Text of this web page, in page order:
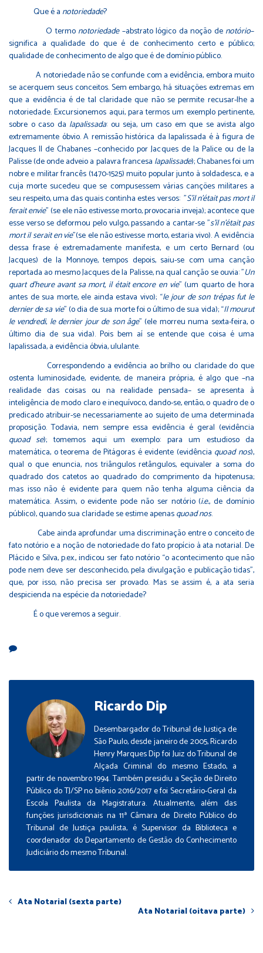
Que é a notoriedade?
O termo notoriedade–abstrato lógico da noção de notório–
significa a qualidade do que é de conhecimento certo e público;
qualidade de conhecimento de algo que é de domínio público.
A notoriedade não se confunde com a evidência, embora muito
se acerquem seus conceitos. Sem embargo, há situações extremas em
que a evidência é de tal claridade que não se permite recusar-lhe a
notoriedade. Excursionemos aqui, para termos um exemplo pertinente,
sobre o caso da lapalissada: ou seja, um caso em que se avista algo
extremamente óbvio. A remissão histórica da lapalissada é à figura de
Jacques II de Chabanes –conhecido por Jacques de la Palice ou de la
Palisse (de onde adveio a palavra francesa lapalissade); Chabanes foi um
nobre e militar francês (1470-1525) muito popular junto à soldadesca, e a
cuja morte sucedeu que se compusessem várias canções militares a
seu respeito, uma das quais continha estes versos: "S’il n'était pas mort il
ferait envie" (se ele não estivesse morto, provocaria inveja); acontece que
esse verso se deformou pelo vulgo, passando a cantar-se "s'il n'était pas
mort il serait en vie"(se ele não estivesse morto, estaria vivo). A evidência
dessa frase é extremadamente manifesta, e um certo Bernard (ou
Jacques) de la Monnoye, tempos depois, saiu-se com uma canção
reportada ao mesmo Jacques de la Palisse, na qual canção se ouvia: "Un
quart d'heure avant sa mort, il était encore en vie" (um quarto de hora
antes de sua morte, ele ainda estava vivo); “le jour de son trépas fut le
dernier de sa vie" (o dia de sua morte foi o último de sua vida); “Il mourut
le vendredi, le dernier jour de son âge” (ele morreu numa sexta-feira, o
último dia de sua vida). Pois bem aí se entende que coisa é uma
lapalissada, a evidência óbvia, ululante.
Correspondendo a evidência ao brilho ou claridade do que
ostenta luminosidade, evidente, de maneira própria, é algo que –na
realidade das coisas ou na realidade pensada– se apresenta à
inteligência de modo claro e inequívoco, dando-se, então, o quadro de o
predicado atribuir-se necessariamente ao sujeito de uma determinada
proposição. Todavia, nem sempre essa evidência é geral (evidência
quoad se); tomemos aqui um exemplo: para um estudioso da
matemática, o teorema de Pitágoras é evidente (evidência quoad nos),
qual o que enuncia, nos triângulos retângulos, equivaler a soma do
quadrado dos catetos ao quadrado do comprimento da hipotenusa;
mas isso não é evidente para quem não tenha alguma ciência da
matemática. Assim, o evidente pode não ser notório (i.e., de domínio
público), quando sua claridade se estime apenasquoad nos.
Cabe ainda aprofundar uma discriminação entre o conceito de
fato notório e a noção de notoriedade do fato propício à ata notarial. De
Plácido e Silva, p.ex., indicou ser fato notório “o acontecimento que não
pode nem deve ser desconhecido, pela divulgação e publicação tidas”,
que, por isso, não precisa ser provado. Mas se assim é, a ata seria
despicienda na espécie da notoriedade?
É o que veremos a seguir.
Ricardo Dip
Desembargador do Tribunal de Justiça de
São Paulo, desde janeiro de 2005, Ricardo
Henry Marques Dip foi Juiz do Tribunal de
Alçada Criminal do mesmo Estado, a
partir de novembro 1994. Também presidiu a Seção de Direito
Público do TJ/SP no biênio 2016/2017 e foi Secretário-Geral da
Escola Paulista da Magistratura. Atualmente, além das
funções jurisdicionais na 11ª Câmara de Direito Público do
Tribunal de Justiça paulista, é Supervisor da Biblioteca e
coordenador do Departamento de Gestão do Conhecimento
Judiciário do mesmo Tribunal.
Ata Notarial (sexta parte)
Ata Notarial (oitava parte)